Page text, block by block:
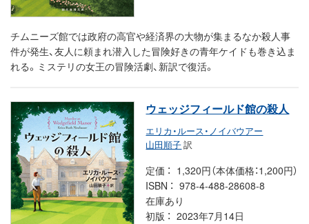
チムニーズ館では政府の高官や経済界の大物が集まるなか殺人事
件が発生、友人に頼まれ潜入した冒険好きの青年ケイドも巻き込ま
れる。ミステリの女王の冒険活劇、新訳で復活。
ウェッジフィールド館の殺人
エリカ・ルース・ノイバウアー
山田順子訳
定価
1,320円（本体価格：1,200円）
ISBN
978-4-488-28608-8
在庫あり
初版
2023年7月14日